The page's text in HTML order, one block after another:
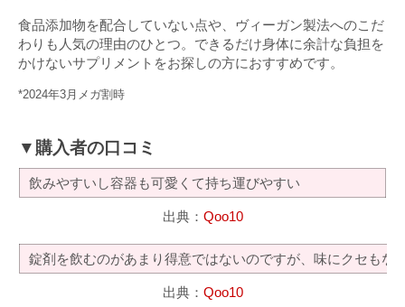
食品添加物を配合していない点や、ヴィーガン製法へのこだ
わりも人気の理由のひとつ。できるだけ身体に余計な負担を
かけないサプリメントをお探しの方におすすめです。
*2024年3月メガ割時
▼購入者の口コミ
飲みやすいし容器も可愛くて持ち運びやすい
出典： Qoo10
錠剤を飲むのがあまり得意ではないのですが、味にクセもな
出典： Qoo10